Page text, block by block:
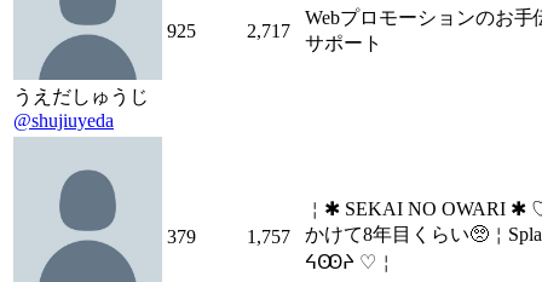
うえだしゅうじ
@shujiuyeda
925 2,717
Webプロモーションのお手
サポート
379 1,757
￤✱ SEKAI NO OWARI ✱
かけて8年目くらい🥺￤
ᔦꙬᔨ ♡￤